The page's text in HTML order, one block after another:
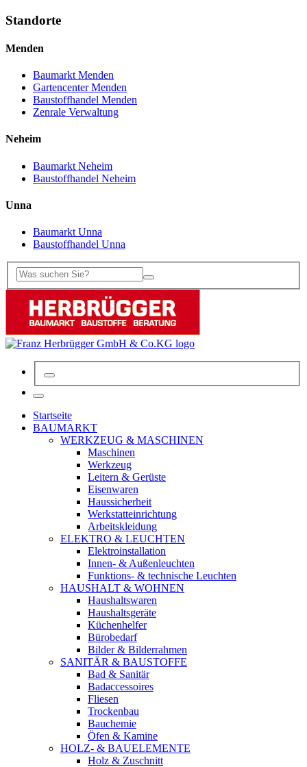
Standorte
Menden
Baumarkt Menden
Gartencenter Menden
Baustoffhandel Menden
Zenrale Verwaltung
Neheim
Baumarkt Neheim
Baustoffhandel Neheim
Unna
Baumarkt Unna
Baustoffhandel Unna
Startseite
BAUMARKT
WERKZEUG & MASCHINEN
Maschinen
Werkzeug
Leitern & Gerüste
Eisenwaren
Haussicherheit
Werkstatteinrichtung
Arbeitskleidung
ELEKTRO & LEUCHTEN
Elektroinstallation
Innen- & Außenleuchten
Funktions- & technische Leuchten
HAUSHALT & WOHNEN
Haushaltswaren
Haushaltsgeräte
Küchenhelfer
Bürobedarf
Bilder & Bilderrahmen
SANITÄR & BAUSTOFFE
Bad & Sanitär
Badaccessoires
Fliesen
Trockenbau
Bauchemie
Öfen & Kamine
HOLZ- & BAUELEMENTE
Holz & Zuschnitt